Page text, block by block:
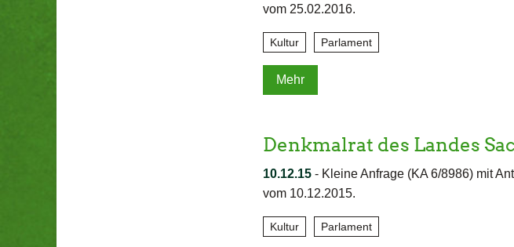
vom 25.02.2016.
Kultur Parlament
Mehr
Denkmalrat des Landes
10.12.15- Kleine Anfrage (KA 6/8986) mit
vom 10.12.2015.
Kultur Parlament